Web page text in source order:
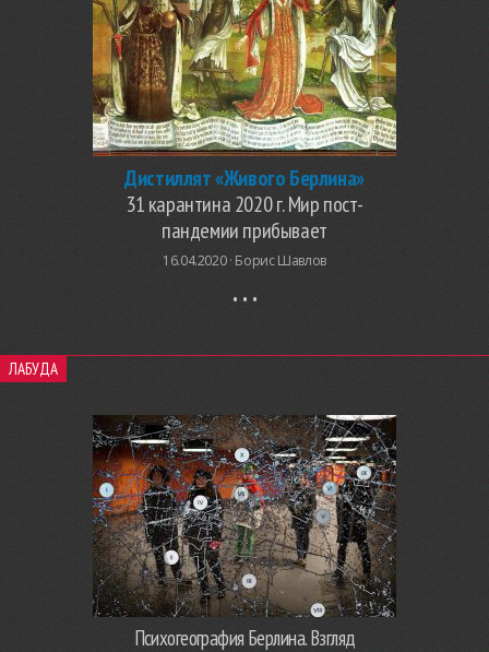
Дистиллят «Живого Берлина»
31 карантина 2020 г. Мир пост-
пандемии прибывает
16.04.2020 · Борис Шавлов
ЛАБУДА
Психогеография Берлина. Взгляд